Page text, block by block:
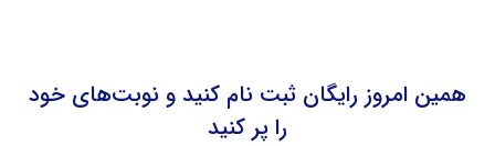
همین امروز رایگان ثبت‌ نام کنید و نوبت‌های خود
را پر کنید